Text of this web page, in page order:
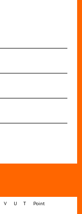
V U T Point